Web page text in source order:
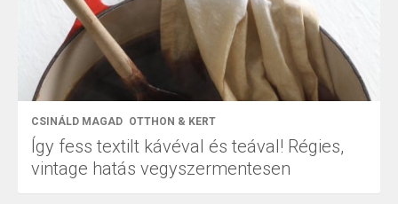
CSINÁLD MAGAD OTTHON & KERT
Így fess textilt kávéval és teával! Régies,
vintage hatás vegyszermentesen